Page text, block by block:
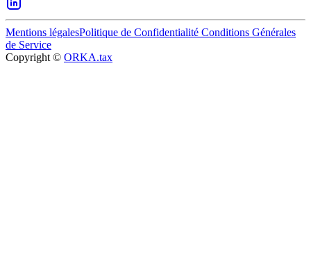
Mentions légalesPolitique de Confidentialité Conditions Générales
de Service
Copyright © ORKA.tax